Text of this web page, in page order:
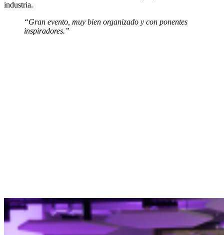
industria.
“Gran evento, muy bien organizado y con ponentes
inspiradores.”